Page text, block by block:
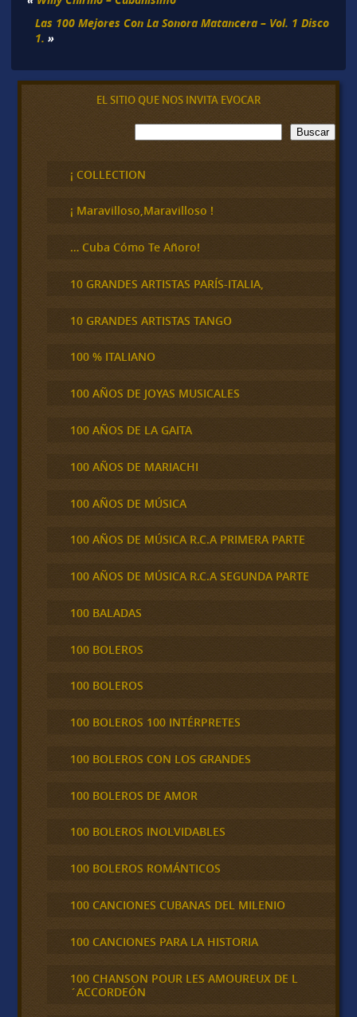
Las 100 Mejores Con La Sonora Matancera – Vol. 1 Disco
1. »
EL SITIO QUE NOS INVITA EVOCAR
B
u
c
a
Buscar
¡ COLLECTION
¡ Maravilloso,Maravilloso !
… Cuba Cómo Te Añoro!
10 GRANDES ARTISTAS PARÍS-ITALIA,
10 GRANDES ARTISTAS TANGO
100 % ITALIANO
100 AÑOS DE JOYAS MUSICALES
100 AÑOS DE LA GAITA
100 AÑOS DE MARIACHI
100 AÑOS DE MÚSICA
100 AÑOS DE MÚSICA R.C.A PRIMERA PARTE
100 AÑOS DE MÚSICA R.C.A SEGUNDA PARTE
100 BALADAS
100 BOLEROS
100 BOLEROS
100 BOLEROS 100 INTÉRPRETES
100 BOLEROS CON LOS GRANDES
100 BOLEROS DE AMOR
100 BOLEROS INOLVIDABLES
100 BOLEROS ROMÁNTICOS
100 CANCIONES CUBANAS DEL MILENIO
100 CANCIONES PARA LA HISTORIA
100 CHANSON POUR LES AMOUREUX DE L
´ACCORDEÓN